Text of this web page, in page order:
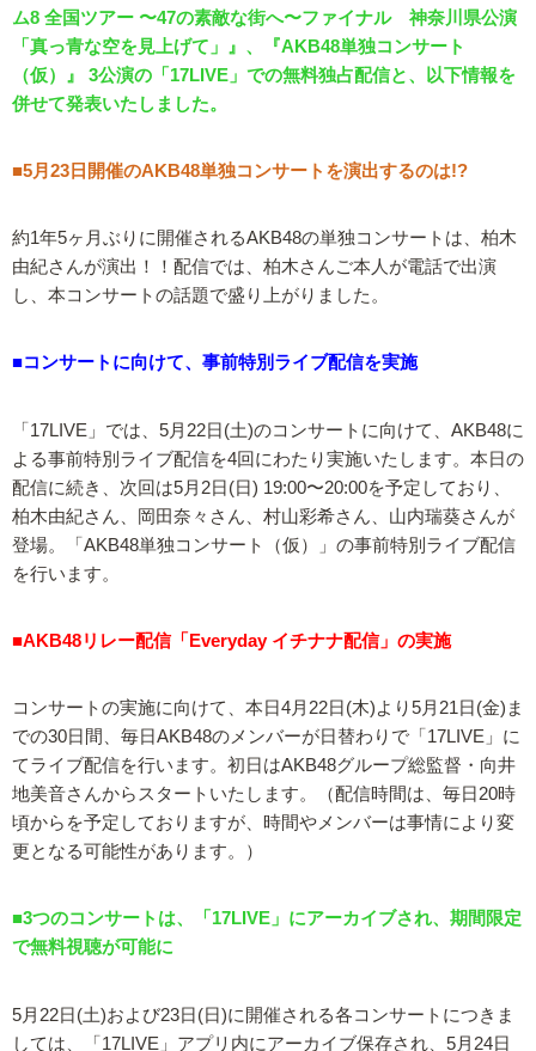
ム8 全国ツアー 〜47の素敵な街へ〜ファイナル 神奈川県公演
「真っ青な空を見上げて」』、『AKB48単独コンサート
（仮）』 3公演の「17LIVE」での無料独占配信と、以下情報を
併せて発表いたしました。
■5月23日開催のAKB48単独コンサートを演出するのは!?
約1年5ヶ月ぶりに開催されるAKB48の単独コンサートは、柏木
由紀さんが演出！！配信では、柏木さんご本人が電話で出演
し、本コンサートの話題で盛り上がりました。
■コンサートに向けて、事前特別ライブ配信を実施
「17LIVE」では、5月22日(土)のコンサートに向けて、AKB48に
よる事前特別ライブ配信を4回にわたり実施いたします。本日の
配信に続き、次回は5月2日(日) 19:00〜20:00を予定しており、
柏木由紀さん、岡田奈々さん、村山彩希さん、山内瑞葵さんが
登場。「AKB48単独コンサート（仮）」の事前特別ライブ配信
を行います。
■AKB48リレー配信「Everyday イチナナ配信」の実施
コンサートの実施に向けて、本日4月22日(木)より5月21日(金)ま
での30日間、毎日AKB48のメンバーが日替わりで「17LIVE」に
てライブ配信を行います。初日はAKB48グループ総監督・向井
地美音さんからスタートいたします。（配信時間は、毎日20時
頃からを予定しておりますが、時間やメンバーは事情により変
更となる可能性があります。）
■3つのコンサートは、「17LIVE」にアーカイブされ、期間限定
で無料視聴が可能に
5月22日(土)および23日(日)に開催される各コンサートにつきま
しては、「17LIVE」アプリ内にアーカイブ保存され、5月24日